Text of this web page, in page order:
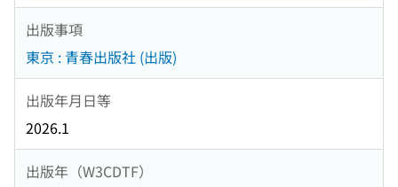
出版事項
東京 : 青春出版社 (出版)
出版年月日等
2026.1
出版年（W3CDTF）